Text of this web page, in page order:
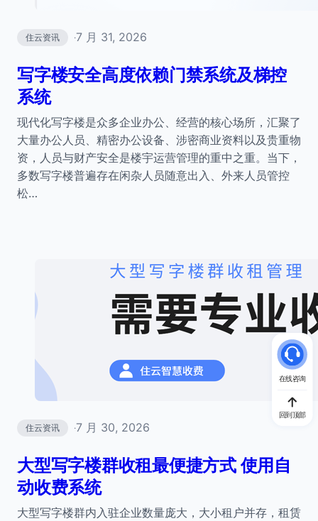
住云资讯 ·7 月 31, 2026
写字楼安全高度依赖门禁系统及梯控
系统
现代化写字楼是众多企业办公、经营的核心场所，汇聚了
大量办公人员、精密办公设备、涉密商业资料以及贵重物
资，人员与财产安全是楼宇运营管理的重中之重。当下，
多数写字楼普遍存在闲杂人员随意出入、外来人员管控
松…
住云资讯 ·7 月 30, 2026
大型写字楼群收租最便捷方式 使用自
动收费系统
大型写字楼群内入驻企业数量庞大，大小租户并存，租赁
在线咨询
回到顶部